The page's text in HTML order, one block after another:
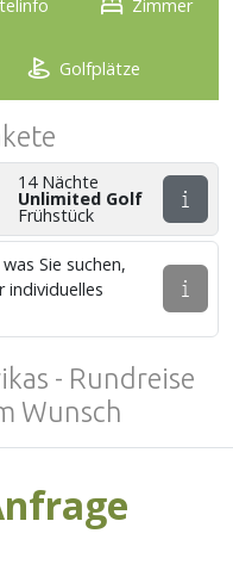
Zimmer
Golfplätze
14 Nächte
Unlimited Golf
Frühstück
Sie suchen,
individuelles
- Rundreise
Wunsch